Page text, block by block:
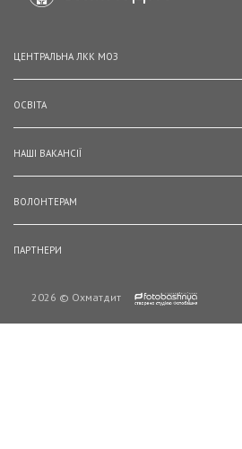
ЦЕНТРАЛЬНА ЛКК МОЗ
ОСВІТА
НАШІ ВАКАНСІЇ
ВОЛОНТЕРАМ
ПАРТНЕРИ
2026 © Охматдит